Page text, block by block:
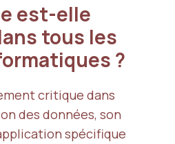
est-elle
tous les
?
critique dans
des données, son
spécifique